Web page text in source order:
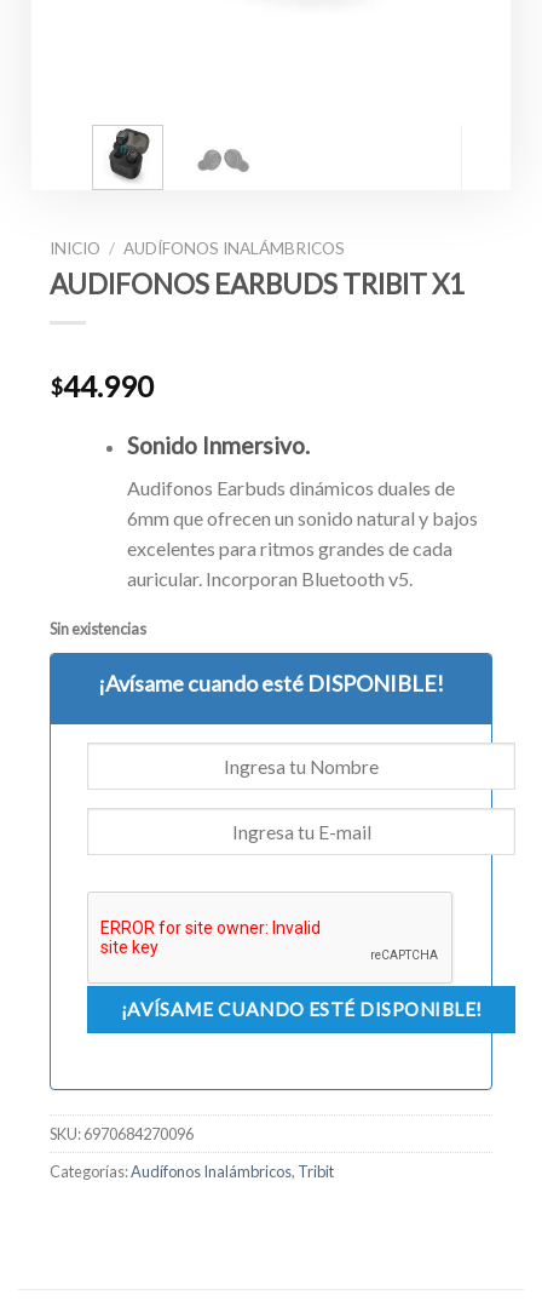
INICIO / AUDÍFONOS INALÁMBRICOS
AUDIFONOS EARBUDS TRIBIT X1
$44.990
Sonido Inmersivo.
Audifonos Earbuds dinámicos duales de
6mm que ofrecen un sonido natural y bajos
excelentes para ritmos grandes de cada
auricular. Incorporan Bluetooth v5.
Sin existencias
¡Avísame cuando esté DISPONIBLE!
SKU:6970684270096
Categorías:Audífonos Inalámbricos, Tribit